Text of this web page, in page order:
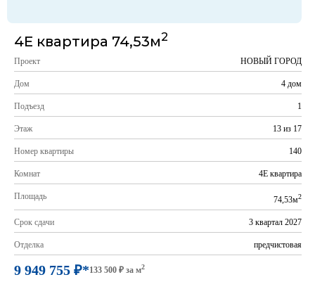
4Е квартира 74,53м2
Проект НОВЫЙ ГОРОД
Дом 4 дом
Подъезд 1
Этаж 13 из 17
Номер квартиры 140
Комнат 4Е квартира
Площадь 74,53м2
Срок сдачи 3 квартал 2027
Отделка предчистовая
9 949 755 ₽*133 500 ₽ за м2